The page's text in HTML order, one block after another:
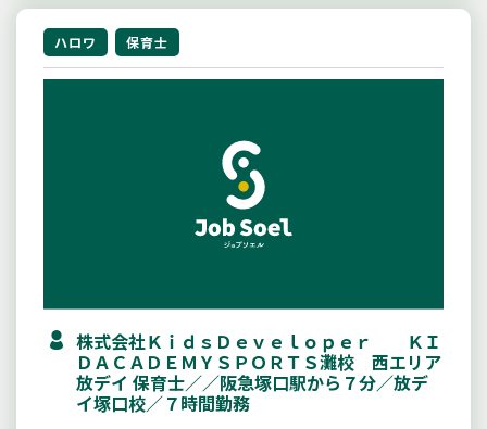
ハロワ 保育士
株式会社ＫｉｄｓＤｅｖｅｌｏｐｅｒ ＫＩ
ＤＡＣＡＤＥＭＹＳＰＯＲＴＳ灘校 西エリア
放デイ 保育士／／阪急塚口駅から７分／放デ
イ塚口校／７時間勤務